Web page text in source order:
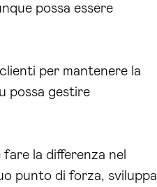
possa essere
per mantenere la
possa gestire
la differenza nel
punto di forza, sviluppa